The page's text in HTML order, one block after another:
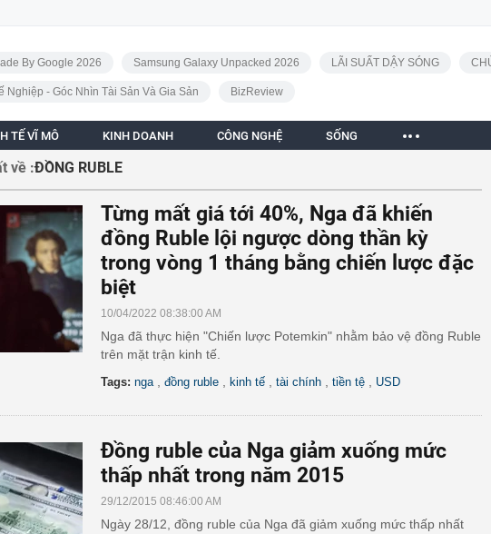
By Google 2026
Samsung Galaxy Unpacked 2026 LÃI SUẤT DẬY SÓNG
Nghiệp - Góc Nhìn Tài Sản Và Gia Sản BizReview
TẾ VĨ MÔ KINH DOANH CÔNG NGHỆ SỐNG
về :ĐỒNG RUBLE
Từng mất giá tới 40%, Nga đã khiến
đồng Ruble lội ngược dòng thần kỳ
trong vòng 1 tháng bằng chiến lược đặc
biệt
10/04/2022 08:38:00 AM
Nga đã thực hiện "Chiến lược Potemkin" nhằm bảo vệ đồng Ruble
trên mặt trận kinh tế.
Tags: nga đồng ruble kinh tế tài chính tiền tệ USD
Đồng ruble của Nga giảm xuống mức
thấp nhất trong năm 2015
29/12/2015 08:46:00 AM
Ngày 28/12, đồng ruble của Nga đã giảm xuống mức thấp nhất